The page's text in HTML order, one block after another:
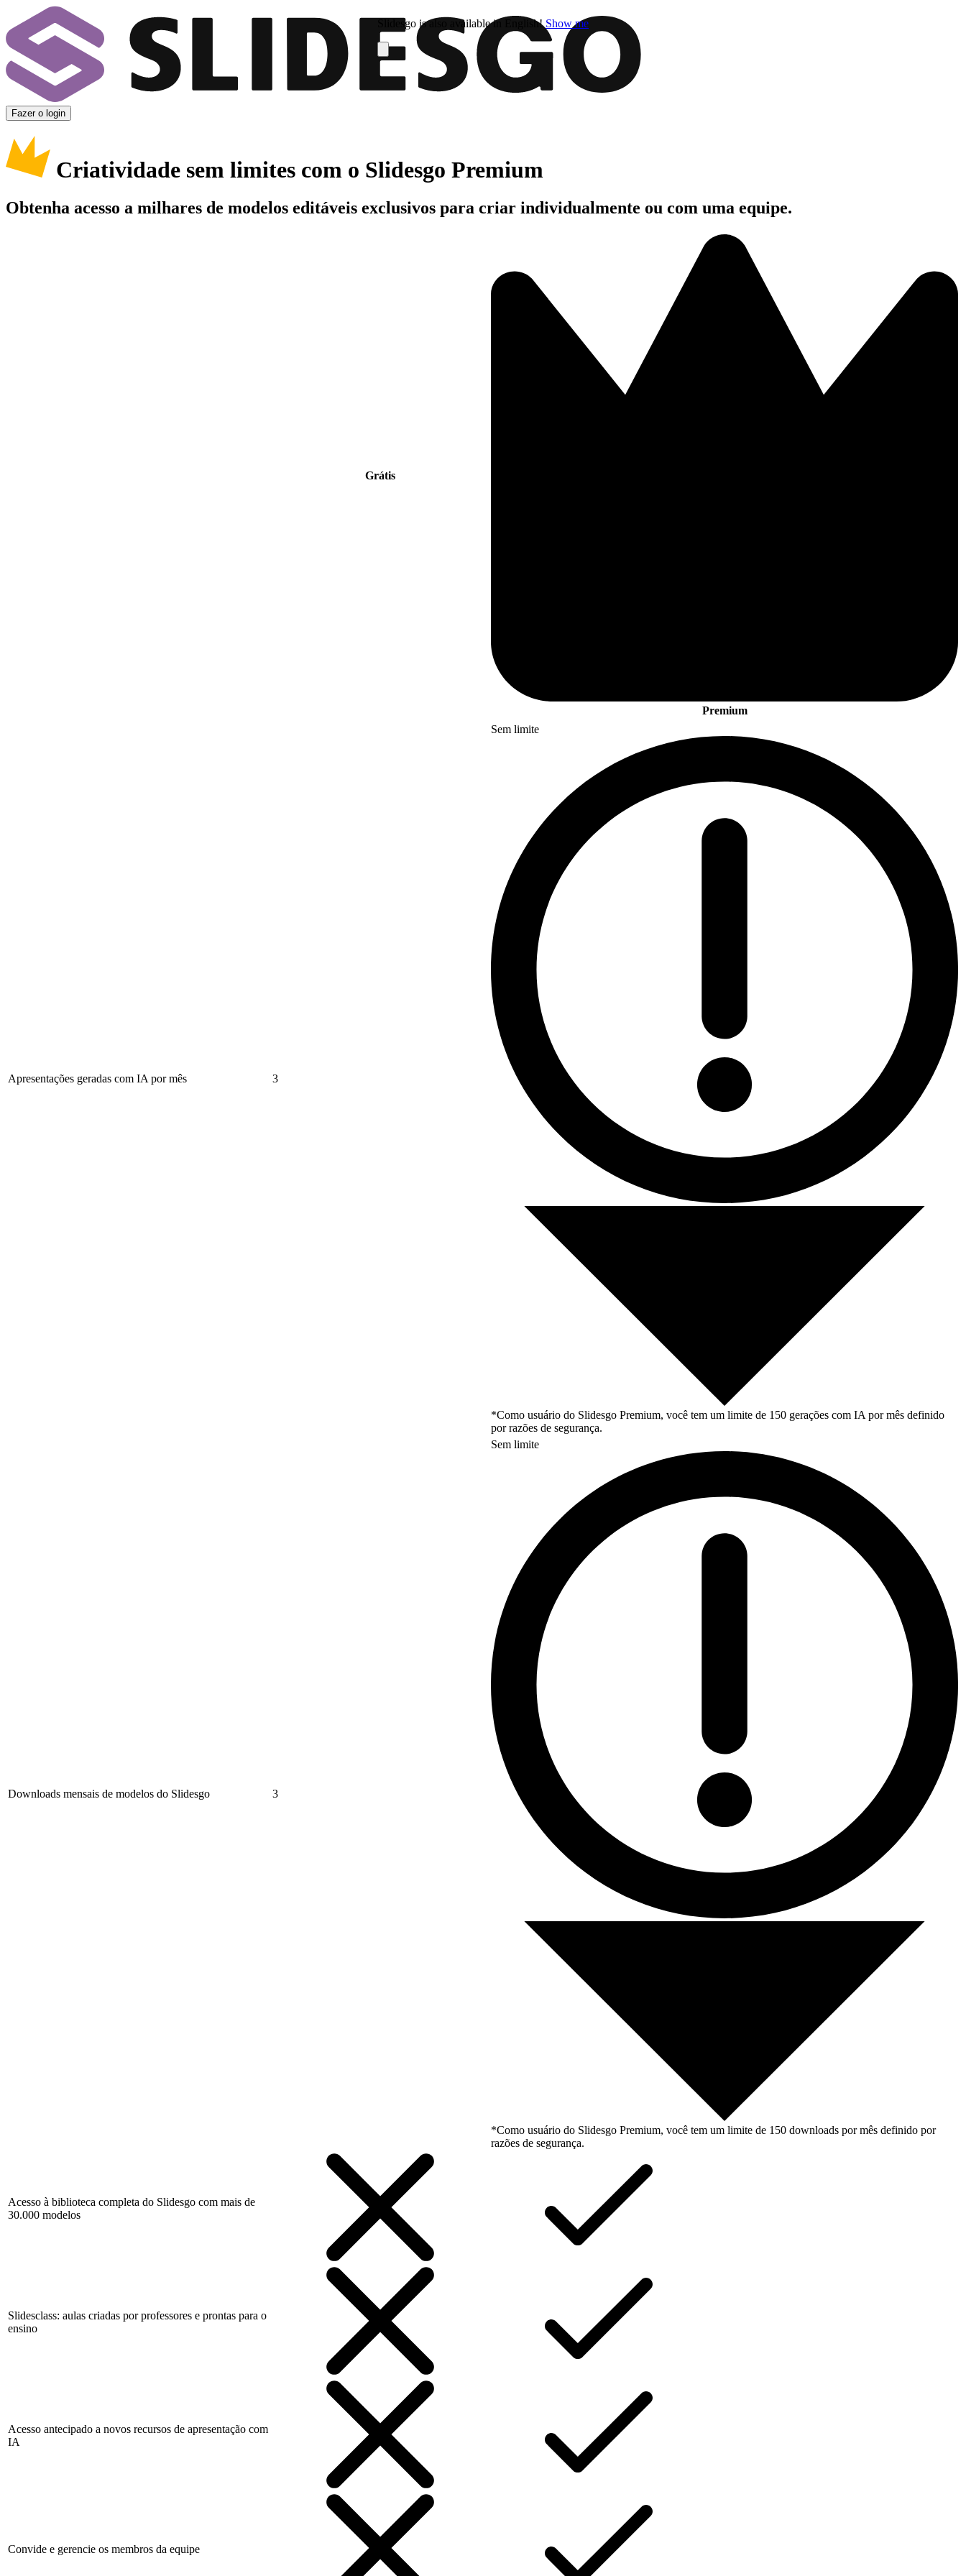
Slidesgo is also available in English! Show me
Fazer o login
Criatividade sem limites com o Slidesgo Premium
Obtenha acesso a milhares de modelos editáveis exclusivos para criar individualmente ou com uma equipe.
Grátis
Premium
Apresentações geradas com IA por mês 3
Sem limite
*Como usuário do Slidesgo Premium, você tem um limite de 150 gerações com IA por mês definido
por razões de segurança.
Downloads mensais de modelos do Slidesgo 3
Sem limite
*Como usuário do Slidesgo Premium, você tem um limite de 150 downloads por mês definido por
razões de segurança.
Acesso à biblioteca completa do Slidesgo com mais de
30.000 modelos
Slidesclass: aulas criadas por professores e prontas para o
ensino
Acesso antecipado a novos recursos de apresentação com
IA
Convide e gerencie os membros da equipe